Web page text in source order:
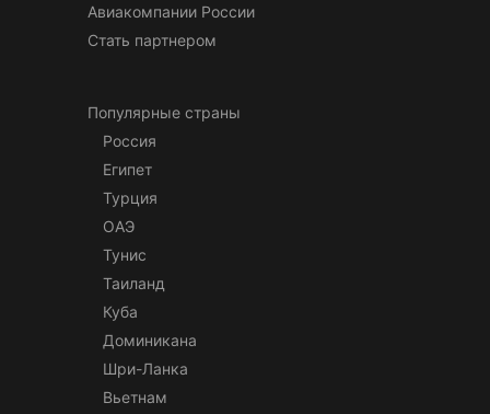
Авиакомпании России
Стать партнером
Популярные страны
Россия
Египет
Турция
ОАЭ
Тунис
Таиланд
Куба
Доминикана
Шри-Ланка
Вьетнам